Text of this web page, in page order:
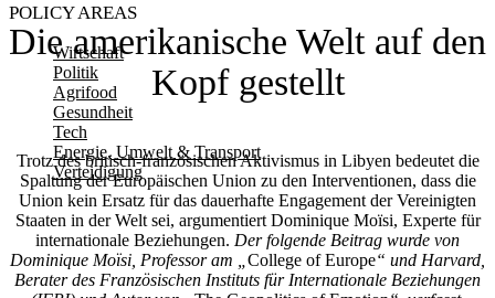
POLICY AREAS
Wirtschaft
Politik
Agrifood
Gesundheit
Tech
Energie, Umwelt & Transport
Verteidigung
Die amerikanische Welt auf den
Kopf gestellt
Trotz des britisch-französischen Aktivismus in Libyen bedeutet die
Spaltung der Europäischen Union zu den Interventionen, dass die
Union kein Ersatz für das dauerhafte Engagement der Vereinigten
Staaten in der Welt sei, argumentiert Dominique Moïsi, Experte für
internationale Beziehungen. Der folgende Beitrag wurde von
Dominique Moïsi, Professor am „ College of Europe“ und Harvard,
Berater des Französischen Instituts für Internationale Beziehungen